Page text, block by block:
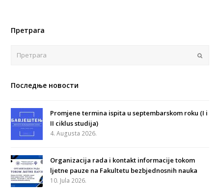
Претрага
Последње новости
Promjene termina ispita u septembarskom roku (I i
II ciklus studija)
4. Augusta 2026.
Organizacija rada i kontakt informacije tokom
ljetne pauze na Fakultetu bezbjednosnih nauka
10. Jula 2026.